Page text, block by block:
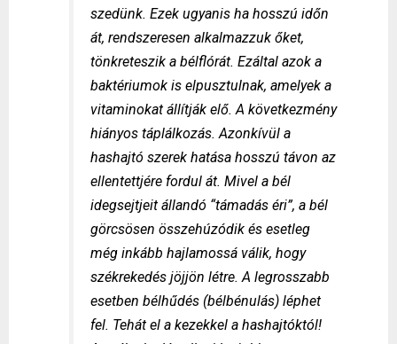
szedünk. Ezek ugyanis ha hosszú időn
át, rendszeresen alkalmazzuk őket,
tönkreteszik a bélflórát. Ezáltal azok a
baktériumok is elpusztulnak, amelyek a
vitaminokat állítják elő. A következmény
hiányos táplálkozás. Azonkívül a
hashajtó szerek hatása hosszú távon az
ellentettjére fordul át. Mivel a bél
idegsejtjeit állandó “támadás éri”, a bél
görcsösen összehúzódik és esetleg
még inkább hajlamossá válik, hogy
székrekedés jöjjön létre. A legrosszabb
esetben bélhűdés (bélbénulás) léphet
fel. Tehát el a kezekkel a hashajtóktól!